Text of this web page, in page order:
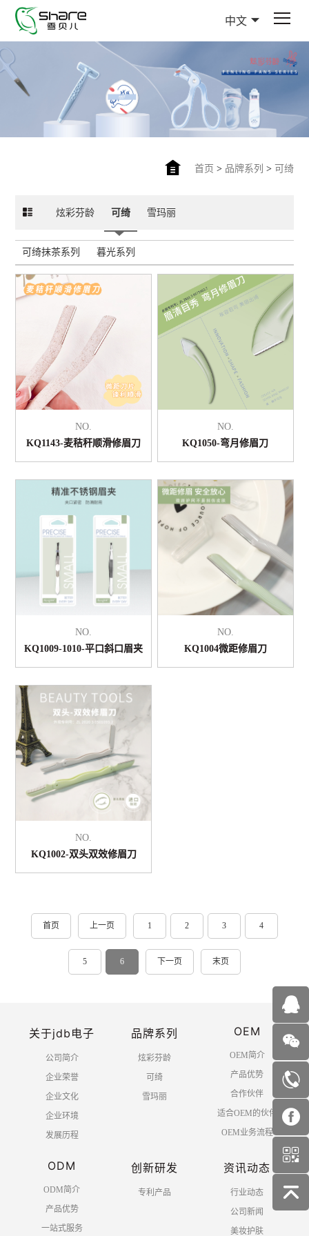
中文
首页 > 品牌系列 > 可绮
炫彩芬龄 可绮 雪玛丽
可绮抹茶系列 暮光系列
NO.
KQ1143-麦秸秆顺滑修眉刀
NO.
KQ1050-弯月修眉刀
NO.
KQ1009-1010-平口斜口眉夹
NO.
KQ1004微距修眉刀
NO.
KQ1002-双头双效修眉刀
首页 上一页 1 2 3 4
5 6 下一页 末页
关于jdb电子
公司简介
企业荣誉
企业文化
企业环境
发展历程
品牌系列
炫彩芬龄
可绮
雪玛丽
OEM
OEM简介
产品优势
合作伙伴
适合OEM的伙伴
OEM业务流程
ODM
ODM简介
产品优势
一站式服务
创新研发
专利产品
资讯动态
行业动态
公司新闻
美妆护肤